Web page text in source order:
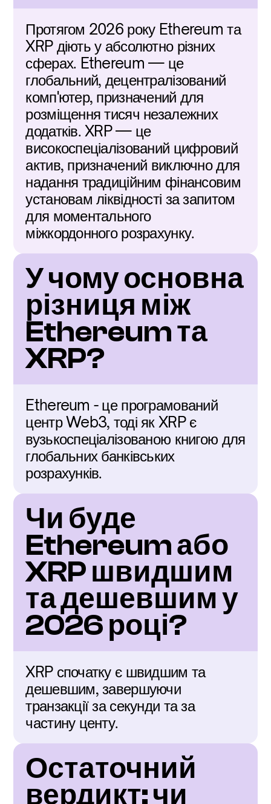
Протягом 2026 року Ethereum та
XRP діють у абсолютно різних
сферах. Ethereum — це
глобальний, децентралізований
комп'ютер, призначений для
розміщення тисяч незалежних
додатків. XRP — це
високоспеціалізований цифровий
актив, призначений виключно для
надання традиційним фінансовим
установам ліквідності за запитом
для моментального
міжкордонного розрахунку.
У чому основна
різниця між
Ethereum та
XRP?
Ethereum - це програмований
центр Web3, тоді як XRP є
вузькоспеціалізованою книгою для
глобальних банківських
розрахунків.
Чи буде
Ethereum або
XRP швидшим
та дешевшим у
2026 році?
XRP спочатку є швидшим та
дешевшим, завершуючи
транзакції за секунди та за
частину центу.
Остаточний
вердикт: чи